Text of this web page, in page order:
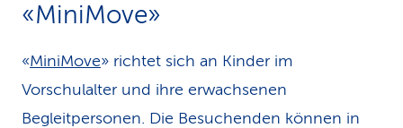
«MiniMove»
«MiniMove» richtet sich an Kinder im
Vorschulalter und ihre erwachsenen
Begleitpersonen. Die Besuchenden können in